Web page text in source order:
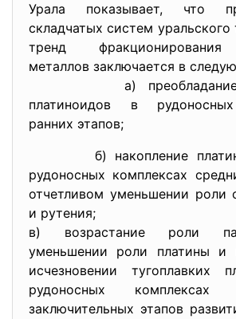
Урала показывает, что
складчатых систем уральского
тренд фракционирования
металлов заключается в
а) преобладание
платиноидов в
ранних этапов;
б) накопление
рудоносных комплексах
отчетливом уменьшении роли
и рутения;
в) возрастание роли
уменьшении роли платины и
исчезновении тугоплавких
рудоносных
заключительных этапов